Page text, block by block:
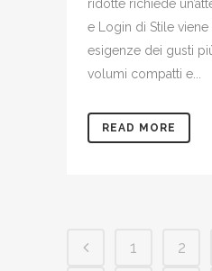
ridotte richiede
e Login di Stile
esigenze dei gusti
volumi compatti e...
READ MORE
1 2